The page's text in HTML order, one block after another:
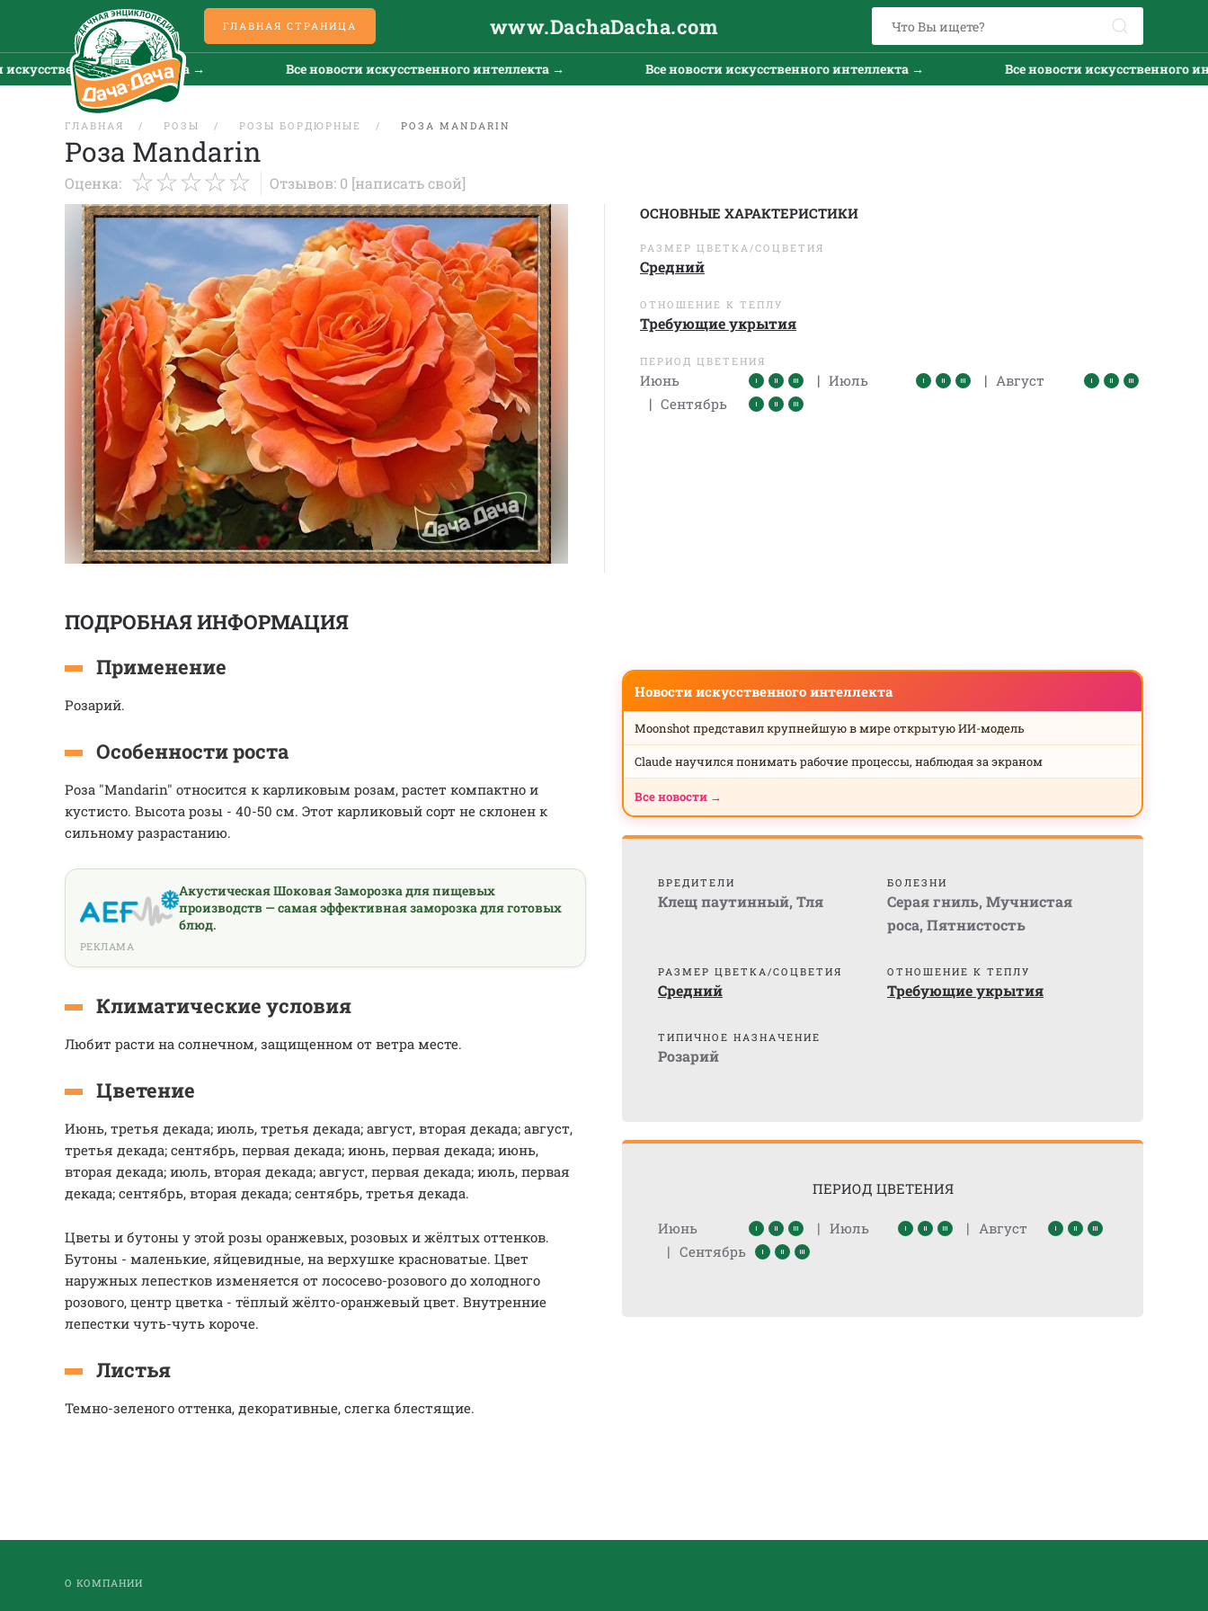
ГЛАВНАЯ СТРАНИЦА www.DachaDacha.com
интеллекта → Все новости искусственного интеллекта → Все новости искусственного интеллекта → Все новости искусственного
ГЛАВНАЯ РОЗЫ РОЗЫ БОРДЮРНЫЕ РОЗА MANDARIN
Роза Mandarin
Оценка: Отзывов: 0 [написать свой]
ОСНОВНЫЕ ХАРАКТЕРИСТИКИ
РАЗМЕР ЦВЕТКА/СОЦВЕТИЯ
Средний
ОТНОШЕНИЕ К ТЕПЛУ
Требующие укрытия
ПЕРИОД ЦВЕТЕНИЯ
Июнь | Июль | Август
| Сентябрь
ПОДРОБНАЯ ИНФОРМАЦИЯ
Применение
Розарий.
Особенности роста
Роза "Mandarin" относится к карликовым розам, растет компактно и
кустисто. Высота розы - 40-50 см. Этот карликовый сорт не склонен к
сильному разрастанию.
Акустическая Шоковая Заморозка для пищевых
производств — самая эффективная заморозка для готовых
блюд.
РЕКЛАМА
Климатические условия
Любит расти на солнечном, защищенном от ветра месте.
Цветение
Июнь, третья декада; июль, третья декада; август, вторая декада; август,
третья декада; сентябрь, первая декада; июнь, первая декада; июнь,
вторая декада; июль, вторая декада; август, первая декада; июль, первая
декада; сентябрь, вторая декада; сентябрь, третья декада.
Цветы и бутоны у этой розы оранжевых, розовых и жёлтых оттенков.
Бутоны - маленькие, яйцевидные, на верхушке красноватые. Цвет
наружных лепестков изменяется от лососево-розового до холодного
розового, центр цветка - тёплый жёлто-оранжевый цвет. Внутренние
лепестки чуть-чуть короче.
Листья
Темно-зеленого оттенка, декоративные, слегка блестящие.
Новости искусственного интеллекта
Moonshot представил крупнейшую в мире открытую ИИ-модель
Claude научился понимать рабочие процессы, наблюдая за экраном
Все новости →
ВРЕДИТЕЛИ
Клещ паутинный, Тля
БОЛЕЗНИ
Серая гниль, Мучнистая
роса, Пятнистость
РАЗМЕР ЦВЕТКА/СОЦВЕТИЯ
Средний
ОТНОШЕНИЕ К ТЕПЛУ
Требующие укрытия
ТИПИЧНОЕ НАЗНАЧЕНИЕ
Розарий
ПЕРИОД ЦВЕТЕНИЯ
Июнь | Июль | Август
| Сентябрь
О КОМПАНИИ